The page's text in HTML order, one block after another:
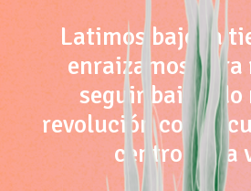
Latimos bajo la
enraizamos
seguir bailando
revolución con el
centro de la